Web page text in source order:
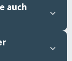
auch